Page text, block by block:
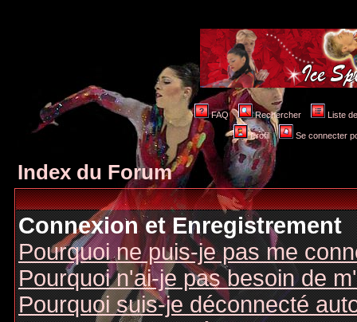
FAQ Rechercher Liste
Profil Se connecter
Index du Forum
Connexion et Enregistrement
Pourquoi ne puis-je pas me
Pourquoi n'ai-je pas besoin de
Pourquoi suis-je déconnecté